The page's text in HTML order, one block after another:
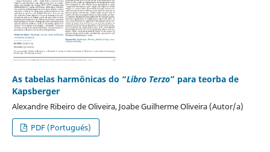
As tabelas harmônicas do “Libro Terzo” para teorba de
Kapsberger
Alexandre Ribeiro de Oliveira, Joabe Guilherme Oliveira (Autor/a)
PDF (Portugués)